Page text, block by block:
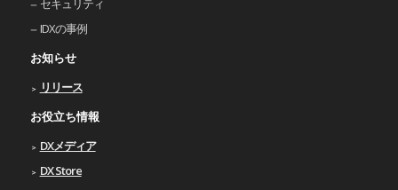
セキュリティ
IDXの事例
お知らせ
リリース
お役立ち情報
DXメディア
DX Store